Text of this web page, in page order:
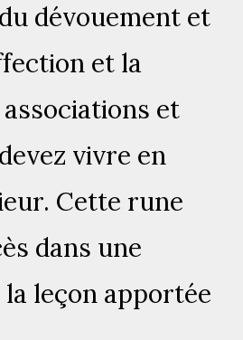
dévouement et
et la
et
vivre en
Cette rune
dans une
leçon apportée